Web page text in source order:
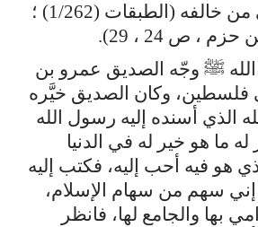
وكانا له عوناً على من خالفه (الطبقات (1/262) ؛
، ص 24 ، 29).
ﷺ وجّه الصديق عمرو بن
فلسطين، وكان الصديق خيَّره
الذي أسنده إليه رسول الله
ما هو خير له في الدنيا
هو فيه أحب إليه، فكتب إليه
سهم من سهام الإسلام،
بها والجامع لها، فانظر